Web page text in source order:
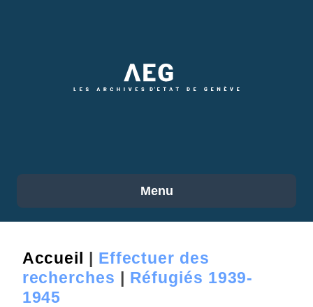
Menu
Accueil | Effectuer des
recherches | Réfugiés 1939-
1945